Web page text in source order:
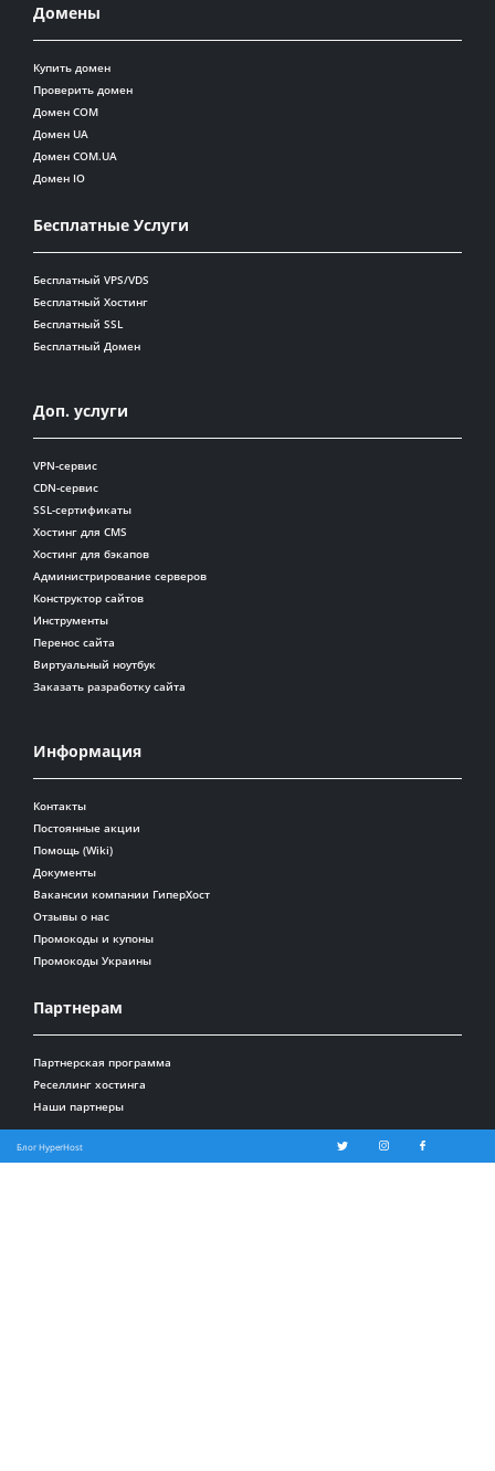
Домены
Купить домен
Проверить домен
Домен COM
Домен UA
Домен COM.UA
Домен IO
Бесплатные Услуги
Бесплатный VPS/VDS
Бесплатный Хостинг
Бесплатный SSL
Бесплатный Домен
Доп. услуги
VPN-сервис
CDN-сервис
SSL-сертификаты
Хостинг для CMS
Хостинг для бэкапов
Администрирование серверов
Конструктор сайтов
Инструменты
Перенос сайта
Виртуальный ноутбук
Заказать разработку сайта
Информация
Контакты
Постоянные акции
Помощь (Wiki)
Документы
Вакансии компании ГиперХост
Отзывы о нас
Промокоды и купоны
Промокоды Украины
Партнерам
Партнерская программа
Реселлинг хостинга
Наши партнеры
Блог HyperHost